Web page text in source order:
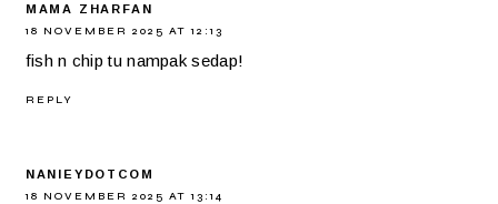
MAMA ZHARFAN
18 NOVEMBER 2025 AT 12:13
fish n chip tu nampak sedap!
REPLY
NANIEYDOTCOM
18 NOVEMBER 2025 AT 13:14